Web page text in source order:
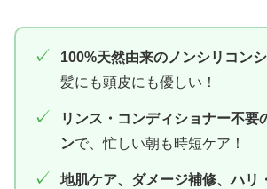
✓ 100%天然由来のノンシリコン
髪にも頭皮にも優しい！
✓
リンス・コンディショナー不要
ンで、忙しい朝も時短ケア！
✓
地肌ケア、ダメージ補修、ハリ